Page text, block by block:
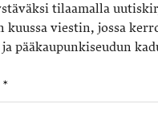
tilaamalla
kuussa viestin, jossa
pääkaupunkiseudun
*